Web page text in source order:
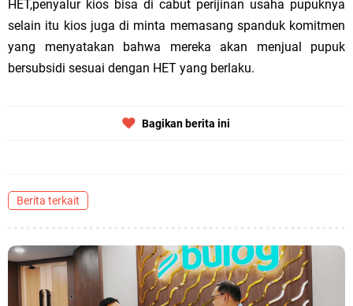
HET,penyalur kios bisa di cabut perijinan usaha pupuknya
selain itu kios juga di minta memasang spanduk komitmen
yang menyatakan bahwa mereka akan menjual pupuk
bersubsidi sesuai dengan HET yang berlaku.
Bagikan berita ini
Berita terkait